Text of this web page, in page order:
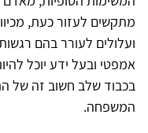
מתקשים לעזור כעת,
ועלולים לעורר בהם
אמפטי ובעל ידע יוכל
בכבוד שלב חשוב זה של
המשפחה.